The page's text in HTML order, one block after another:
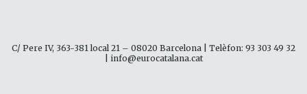
C/ Pere IV, 363-381 local 21 – 08020 Barcelona | Telèfon: 93 303 49 32
| info@eurocatalana.cat